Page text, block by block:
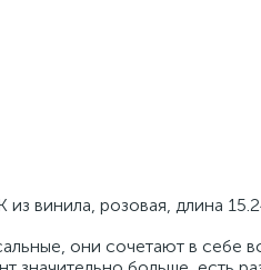
винила, розовая, длина
они сочетают в себе